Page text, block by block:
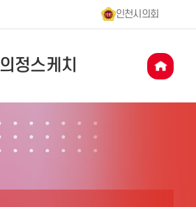
인천시의회
의정스케치